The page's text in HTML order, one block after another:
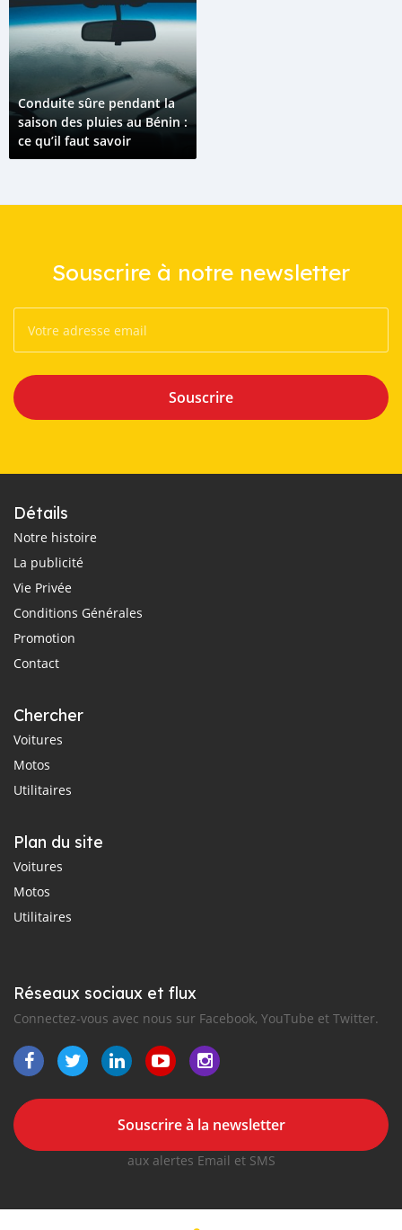
Conduite sûre pendant la
saison des pluies au Bénin :
ce qu’il faut savoir
Souscrire à notre newsletter
Souscrire
Détails
Notre histoire
La publicité
Vie Privée
Conditions Générales
Promotion
Contact
Chercher
Voitures
Motos
Utilitaires
Plan du site
Voitures
Motos
Utilitaires
Réseaux sociaux et flux
Connectez-vous avec nous sur Facebook, YouTube et Twitter.
Souscrire à la newsletter
aux alertes Email et SMS